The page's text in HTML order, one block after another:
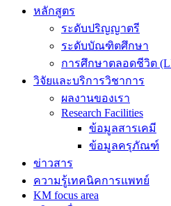
หลักสูตร
ระดับปริญญาตรี
ระดับบัณฑิตศึกษา
การศึกษาตลอดชีวิต
วิจัยและบริการวิชาการ
ผลงานของเรา
Research Facilities
ข้อมูลสารเคมี
ข้อมูลครุภัณฑ์
ข่าวสาร
ความรู้เทคนิคการแพทย์
KM focus area